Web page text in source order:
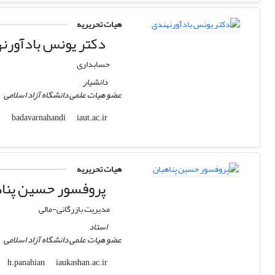
هیات تحریریه
دکتر یونس
حسابداری
دانشیار
عضو هیات علمی دانشگاه آزاد اسلامی
badavarnahandi
iaut.ac.ir
هیات تحریریه
پروفسور حسین
مدیریت بازرگانی-مالی
استاد
عضو هیات علمی دانشگاه آزاد اسلامی
h.panahian
iaukashan.ac.ir